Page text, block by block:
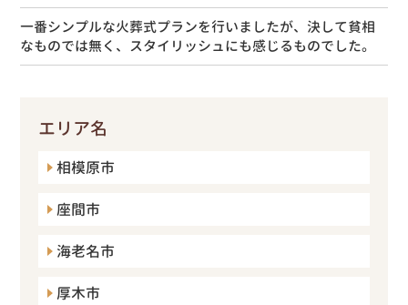
一番シンプルな火葬式プランを行いましたが、決して貧相
なものでは無く、スタイリッシュにも感じるものでした。
エリア名
相模原市
座間市
海老名市
厚木市